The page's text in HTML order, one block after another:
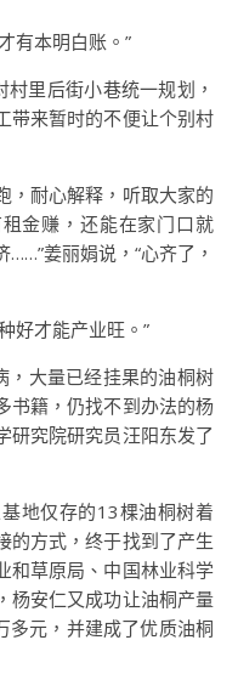
有本明白账。”
里后街小巷统一规划，
带来暂时的不便让个别村
，耐心解释，听取大家的
租金赚，还能在家门口就
姜丽娟说，“心齐了，
好才能产业旺。”
大量已经挂果的油桐树
书籍，仍找不到办法的杨
研究院研究员汪阳东发了
地仅存的13棵油桐树着
的方式，终于找到了产生
和草原局、中国林业科学
杨安仁又成功让油桐产量
元，并建成了优质油桐